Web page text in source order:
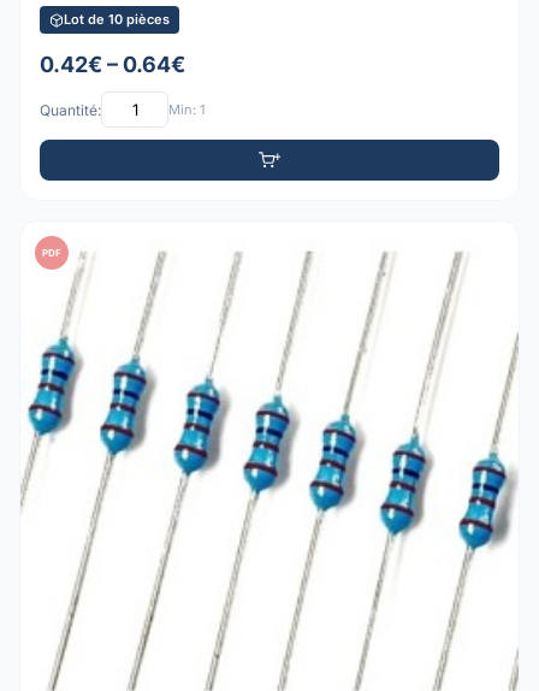
Lot de 10 pièces
0.42€ – 0.64€
Quantité: Min: 1
PDF